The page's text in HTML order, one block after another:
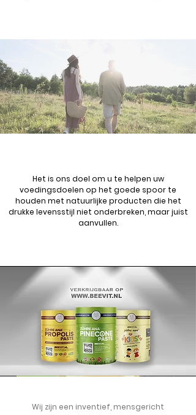
Het is ons doel om u te helpen uw
voedingsdoelen op het goede spoor te
houden met natuurlijke producten die het
drukke levensstijl niet onderbreken, maar juist
aanvullen.
Wij zijn een inventief, mensgericht